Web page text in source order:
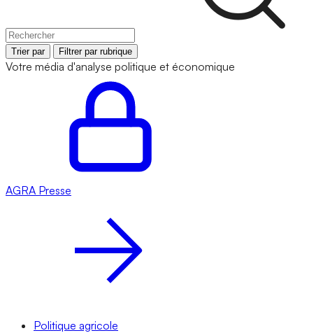
Trier par Filtrer par rubrique
Votre média d'analyse politique et économique
AGRA Presse
Politique agricole